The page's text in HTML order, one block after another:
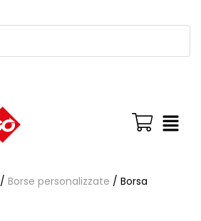
/ Borse personalizzate / Borsa